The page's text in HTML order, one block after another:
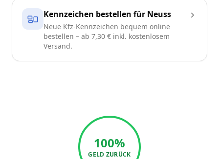
Kennzeichen bestellen für Neuss
Neue Kfz-Kennzeichen bequem online
bestellen – ab 7,30 € inkl. kostenlosem
Versand.
100%
GELD ZURÜCK